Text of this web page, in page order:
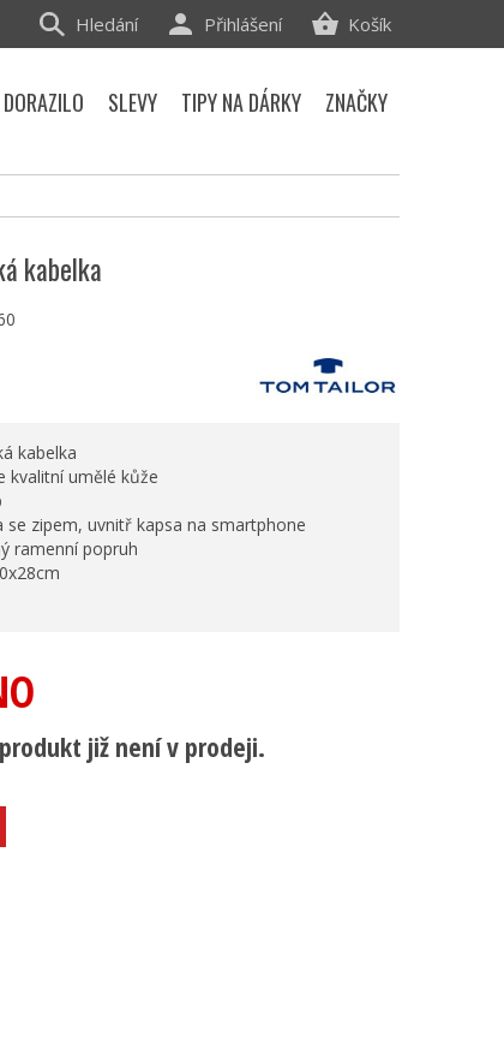
kabelka
kabelka
kvalitní umělé kůže
se zipem, uvnitř kapsa na smartphone
ramenní popruh
již není v prodeji.
Košík
Přihlášení
Hledání
SLEVY TIPY NA DÁRKY ZNAČKY